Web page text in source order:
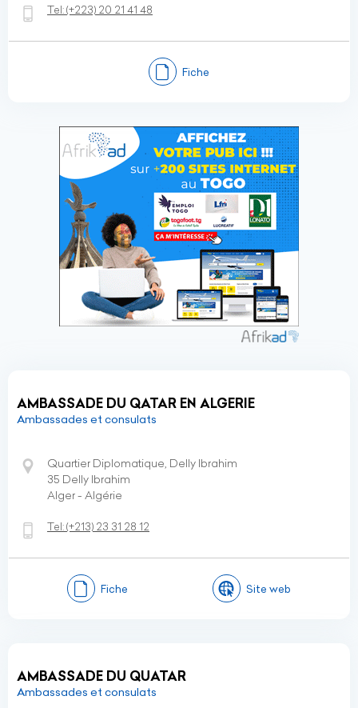
Tel:(+223) 20 21 41 48
Fiche
AMBASSADE DU QATAR EN ALGERIE
Ambassades et consulats
Quartier Diplomatique, Delly Ibrahim
35 Delly Ibrahim
Alger - Algérie
Tel:(+213) 23 31 28 12
Fiche Site web
AMBASSADE DU QUATAR
Ambassades et consulats